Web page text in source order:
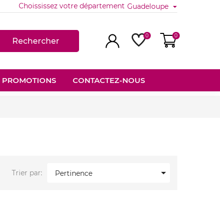
Choississez votre département Guadeloupe
Rechercher
0 0
PROMOTIONS CONTACTEZ-NOUS
Pertinence 
Trier par: